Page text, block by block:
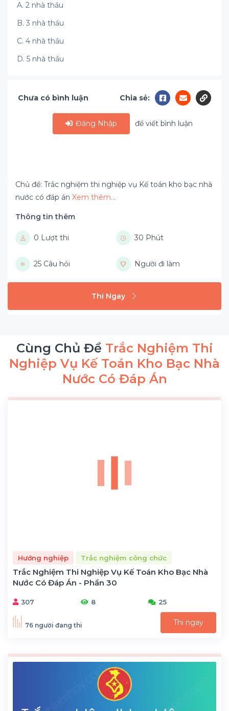
A. 2 nhà thầu
B. 3 nhà thầu
C. 4 nhà thầu
D. 5 nhà thầu
Chưa có bình luận Chia sẻ:
Đăng Nhập để viết bình luận
Chủ đề: Trắc nghiệm thi nghiệp vụ Kế toán kho bạc nhà
nước có đáp án Xem thêm...
Thông tin thêm
0 Lượt thi 30 Phút
25 Câu hỏi Người đi làm
Thi Ngay
Cùng Chủ Đề Trắc Nghiệm Thi
Nghiệp Vụ Kế Toán Kho Bạc Nhà
Nước Có Đáp Án
Hướng nghiệp Trắc nghiệm công chức
Trắc Nghiệm Thi Nghiệp Vụ Kế Toán Kho Bạc Nhà
Nước Có Đáp Án - Phần 30
307 8 25
76 người đang thi Thi ngay